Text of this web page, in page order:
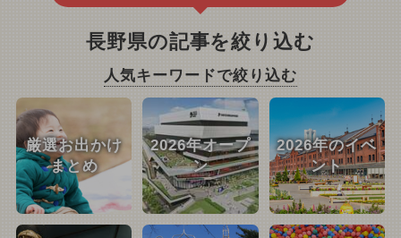
長野県の記事を絞り込む
人気キーワードで絞り込む
厳選お出かけ
まとめ
2026年オープ
ン
2026年のイベ
ント